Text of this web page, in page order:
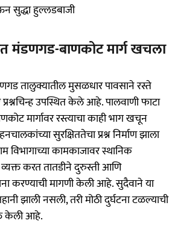
सुद्धा हुल्लडबाजी
मंडणगड-बाणकोट मार्ग खचला
तालुक्यातील मुसळधार पावसाने रस्ते
उपस्थित केले आहे. पालवाणी फाटा
मार्गावर रस्त्याचा काही भाग खचून
सुरक्षिततेचा प्रश्न निर्माण झाला
विभागाच्या कामकाजावर स्थानिक
व्यक्त करत तातडीने दुरुस्ती आणि
करण्याची मागणी केली आहे. सुदैवाने या
झाली नसली, तरी मोठी दुर्घटना टळल्याची
केली आहे.